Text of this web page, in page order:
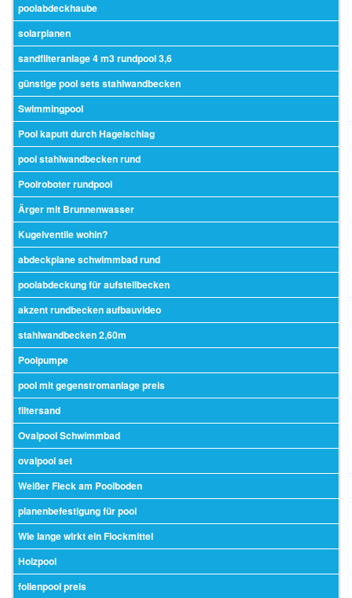
poolabdeckhaube
solarplanen
sandfilteranlage 4 m3 rundpool 3,6
günstige pool sets stahlwandbecken
Swimmingpool
Pool kaputt durch Hagelschlag
pool stahlwandbecken rund
Poolroboter rundpool
Ärger mit Brunnenwasser
Kugelventile wohin?
abdeckplane schwimmbad rund
poolabdeckung für aufstellbecken
akzent rundbecken aufbauvideo
stahlwandbecken 2,60m
Poolpumpe
pool mit gegenstromanlage preis
filtersand
Ovalpool Schwimmbad
ovalpool set
Weißer Fleck am Poolboden
planenbefestigung für pool
Wie lange wirkt ein Flockmittel
Holzpool
folienpool preis